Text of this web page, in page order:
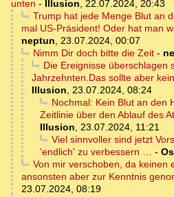
unten - Illusion, 22.07.2024, 20:43
Trump hat jede Menge Blut an
mal US-Präsident! Oder hat man
neptun, 23.07.2024, 00:07
Nimm Dir doch bitte die Zeit-
Die Ereignisse überschlagen
Jahrzehnten.Das sollte aber
Illusion, 23.07.2024, 08:24
Nochmal: Kein Blut an den
Zeitlinie über den Ablauf des
Illusion, 23.07.2024, 11:21
Viel sinnvoller sind jetzt
'endlich' zu verbessern … -
Von mir verschoben, da keinen
ansonsten aber zur Kenntnis
23.07.2024, 08:19